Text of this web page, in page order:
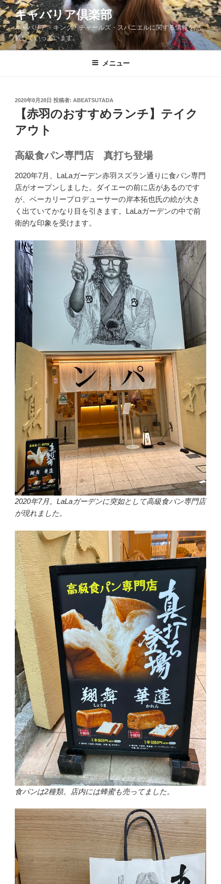
コ
ン
テ
ン
ツ
キャバリア倶楽部
キャバリア・キング・チャールズ・スパニエルに関する情報を記
載していっています。
メニュー
投
2020年8月28日 投稿者: ABEATSUTADA
【赤羽のおすすめランチ】テイク
アウト
高級食パン専門店 真打ち登場
2020年7月、LaLaガーデン赤羽スズラン通りに食パン専門
店がオープンしました。ダイエーの前に店があるのです
が、ベーカリープロデューサーの岸本拓也氏の絵が大き
く出ていてかなり目を引きます。LaLaガーデンの中で前
衛的な印象を受けます。
2020年7月。LaLaガーデンに突如として高級食パン専門店
が現れました。
食パンは2種類。店内には蜂蜜も売ってました。